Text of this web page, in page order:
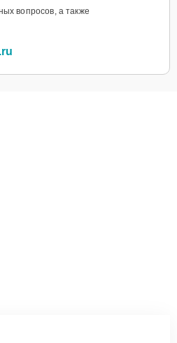
вопросов, а также